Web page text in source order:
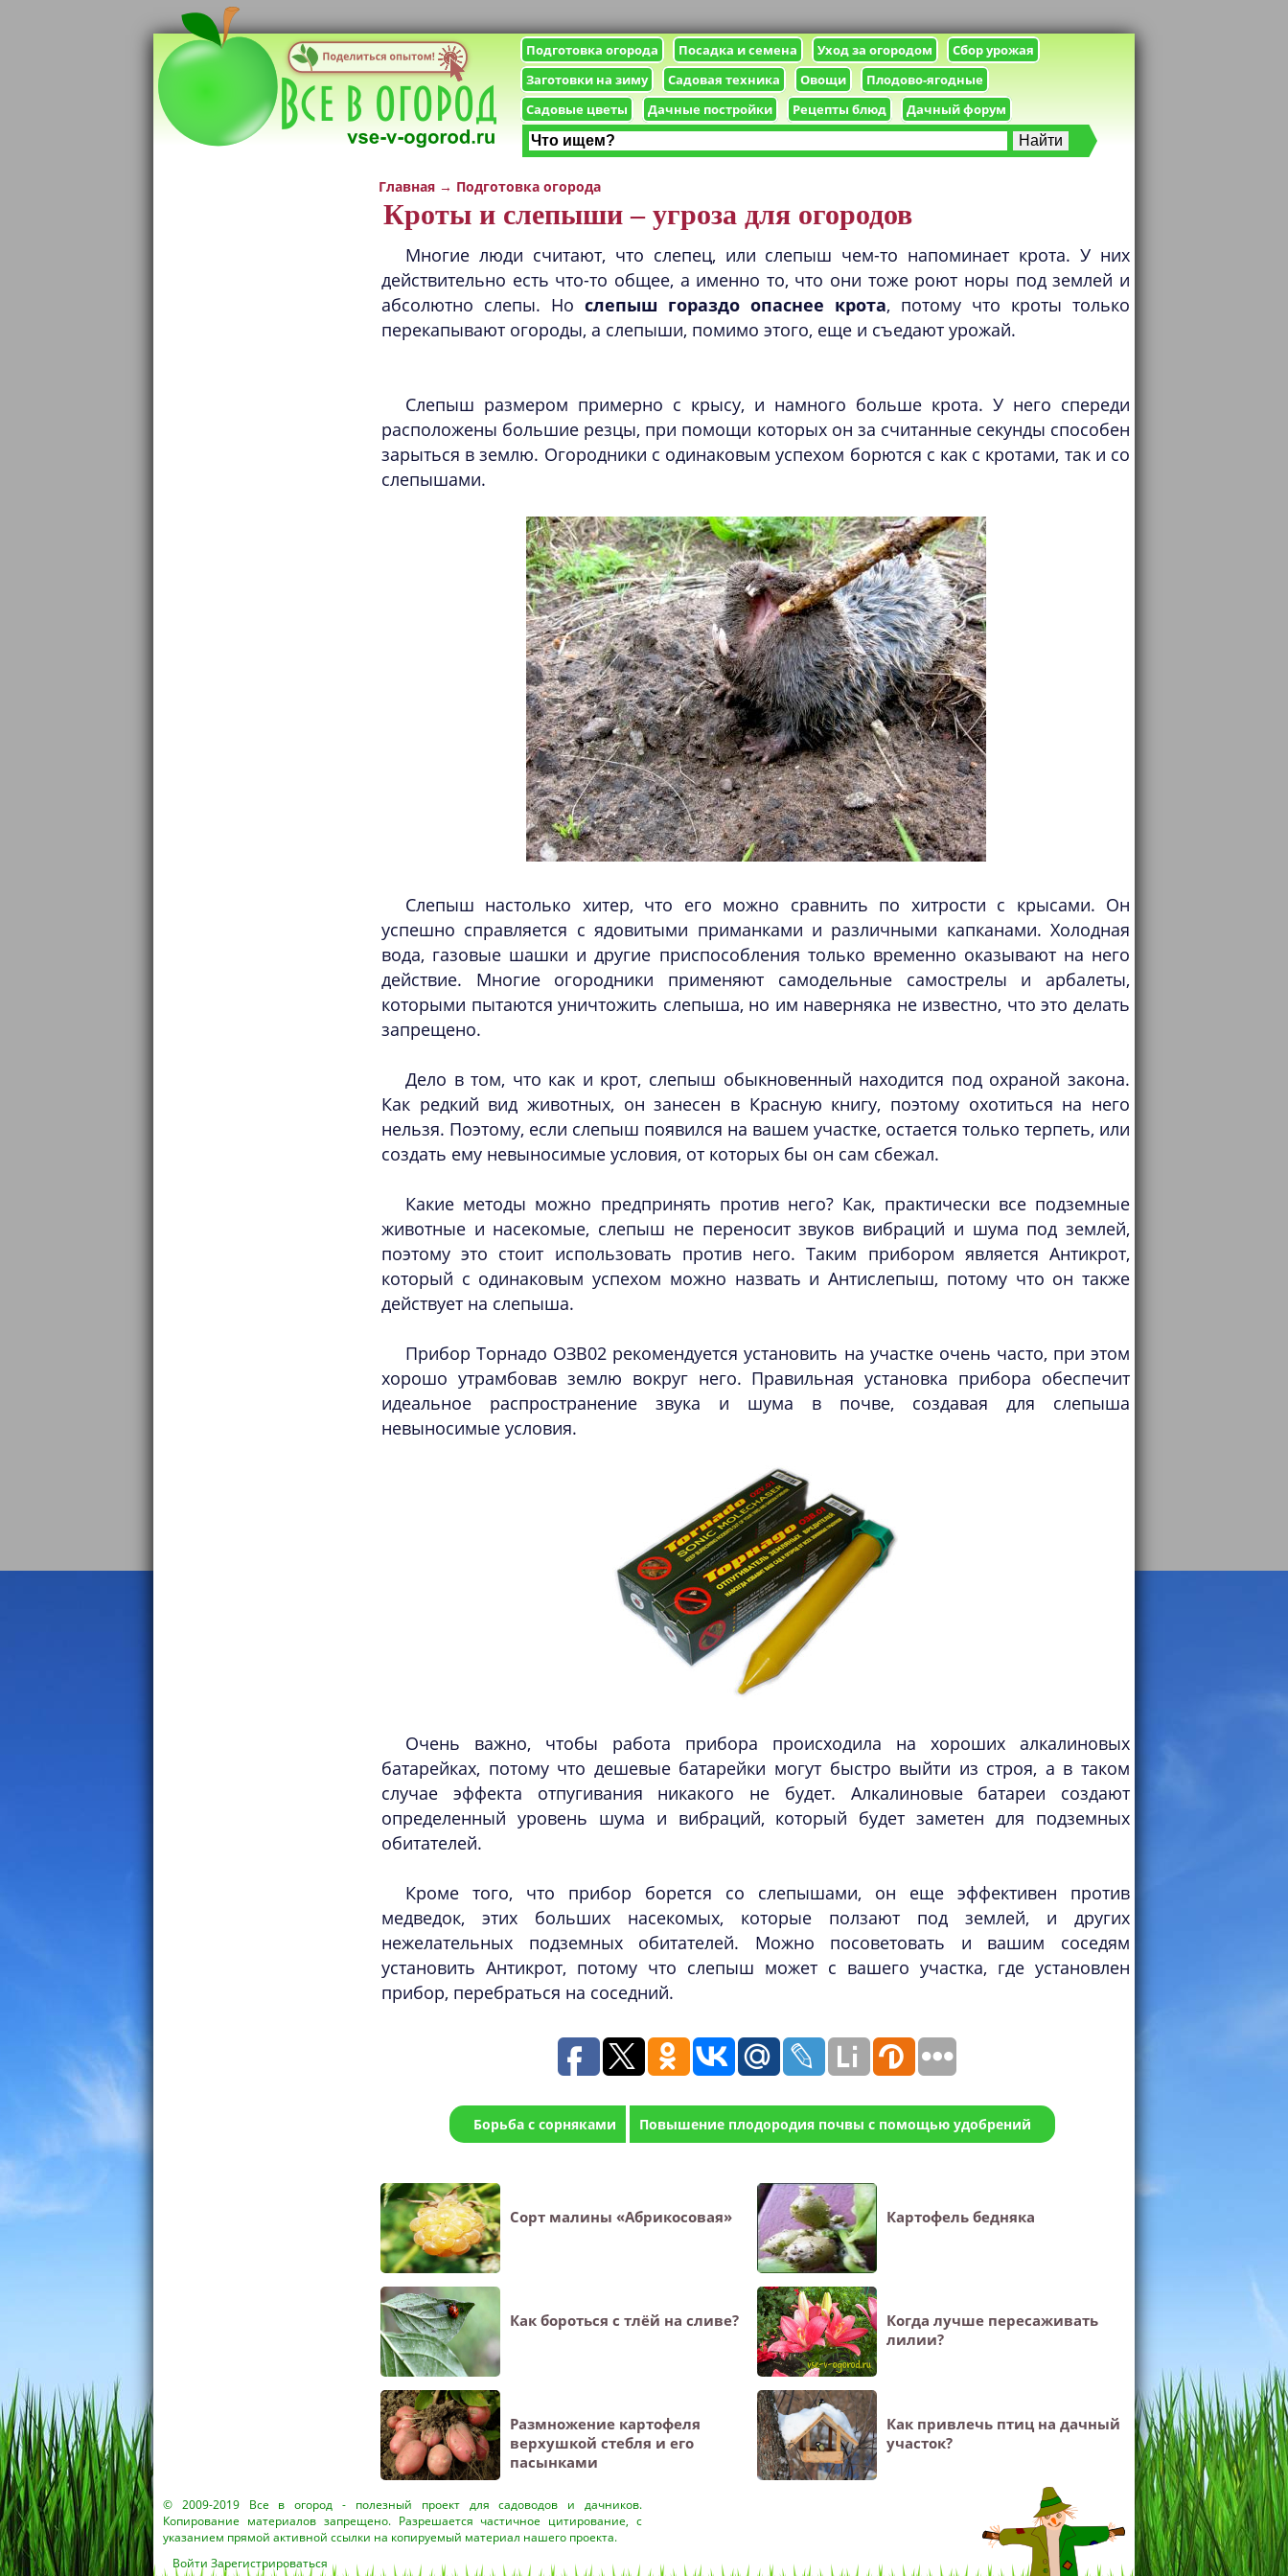
Подготовка огорода Посадка и семена Уход за огородом
Сбор урожая
Заготовки на зиму
Садовая техника Овощи
Плодово-ягодные
Садовые цветы
Дачные постройки Рецепты блюд Дачный форум
Главная → Подготовка огорода
Кроты и слепыши – угроза для огородов
Многие люди считают, что слепец, или слепыш чем-то напоминает крота. У них
действительно есть что-то общее, а именно то, что они тоже роют норы под землей и
абсолютно слепы. Но слепыш гораздо опаснее крота, потому что кроты только
перекапывают огороды, а слепыши, помимо этого, еще и съедают урожай.
Слепыш размером примерно с крысу, и намного больше крота. У него спереди
расположены большие резцы, при помощи которых он за считанные секунды способен
зарыться в землю. Огородники с одинаковым успехом борются с как с кротами, так и со
слепышами.
Слепыш настолько хитер, что его можно сравнить по хитрости с крысами. Он
успешно справляется с ядовитыми приманками и различными капканами. Холодная
вода, газовые шашки и другие приспособления только временно оказывают на него
действие. Многие огородники применяют самодельные самострелы и арбалеты,
которыми пытаются уничтожить слепыша, но им наверняка не известно, что это делать
запрещено.
Дело в том, что как и крот, слепыш обыкновенный находится под охраной закона.
Как редкий вид животных, он занесен в Красную книгу, поэтому охотиться на него
нельзя. Поэтому, если слепыш появился на вашем участке, остается только терпеть, или
создать ему невыносимые условия, от которых бы он сам сбежал.
Какие методы можно предпринять против него? Как, практически все подземные
животные и насекомые, слепыш не переносит звуков вибраций и шума под землей,
поэтому это стоит использовать против него. Таким прибором является Антикрот,
который с одинаковым успехом можно назвать и Антислепыш, потому что он также
действует на слепыша.
Прибор Торнадо ОЗВ02 рекомендуется установить на участке очень часто, при этом
хорошо утрамбовав землю вокруг него. Правильная установка прибора обеспечит
идеальное распространение звука и шума в почве, создавая для слепыша
невыносимые условия.
Очень важно, чтобы работа прибора происходила на хороших алкалиновых
батарейках, потому что дешевые батарейки могут быстро выйти из строя, а в таком
случае эффекта отпугивания никакого не будет. Алкалиновые батареи создают
определенный уровень шума и вибраций, который будет заметен для подземных
обитателей.
Кроме того, что прибор борется со слепышами, он еще эффективен против
медведок, этих больших насекомых, которые ползают под землей, и других
нежелательных подземных обитателей. Можно посоветовать и вашим соседям
установить Антикрот, потому что слепыш может с вашего участка, где установлен
прибор, перебраться на соседний.
Борьба с сорняками Повышение плодородия почвы с помощью удобрений
Сорт малины «Абрикосовая» Картофель бедняка
Как бороться с тлёй на сливе?
Когда лучше пересаживать
лилии?
Размножение картофеля
верхушкой стебля и его
пасынками
Как привлечь птиц на дачный
участок?
© 2009-2019 Все в огород - полезный проект для садоводов и дачников.
Копирование материалов запрещено. Разрешается частичное цитирование, с
указанием прямой активной ссылки на копируемый материал нашего проекта.
Войти Зарегистрироваться